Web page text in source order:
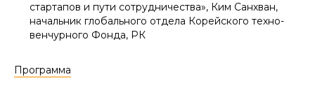
стартапов и пути сотрудничества», Ким Санхван,
начальник глобального отдела Корейского техно-
венчурного Фонда, РК
Программа